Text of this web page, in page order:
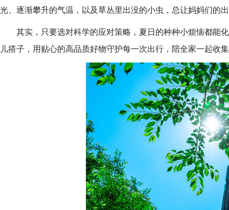
光、逐渐攀升的气温，以及草丛里出没的小虫，总让妈妈们的
其实，只要选对科学的应对策略，夏日的种种小烦恼都能
儿搭子，用贴心的高品质好物守护每一次出行，陪全家一起收